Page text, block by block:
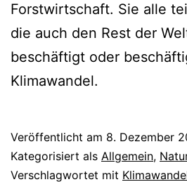
Forstwirtschaft. Sie alle
die auch den Rest der
beschäftigt oder
Klimawandel.
Veröffentlicht am 8. Dezember
Kategorisiert als Allgemein,
Verschlagwortet mit